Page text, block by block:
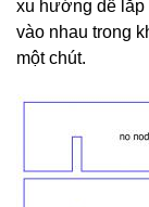
xu hướng dễ lắp
vào nhau trong
một chút.